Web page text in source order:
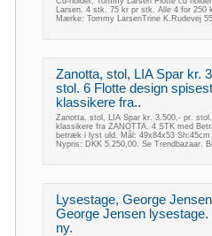
Larsen. 4 stk. 75 kr pr stk. Alle 4 for 250
Mærke: Tommy LarsenTrine K.Rudevej
Zanotta, stol, LIA Spar kr.
stol. 6 Flotte design
klassikere fra..
Zanotta, stol, LIA Spar kr. 3.500,- pr.
klassikere fra ZANOTTA. 4 STK med
betræk i lyst uld. Mål: 49x84x53
Nypris: DKK 5.250,00. Se Trendbazaar.
Lysestage, George
George Jensen lysestage.
ny.